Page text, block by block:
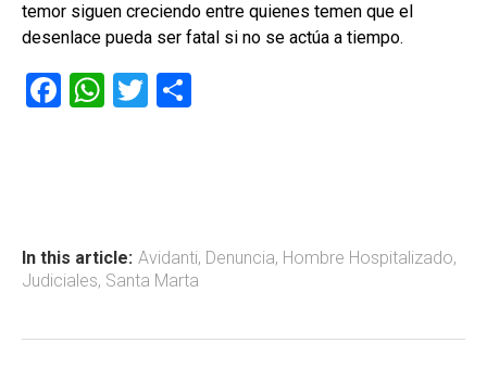
temor siguen creciendo entre quienes temen que el
desenlace pueda ser fatal si no se actúa a tiempo.
F
ok
W
p
p
T
tir
In this article: Avidanti, Denuncia, Hombre Hospitalizado,
Judiciales, Santa Marta